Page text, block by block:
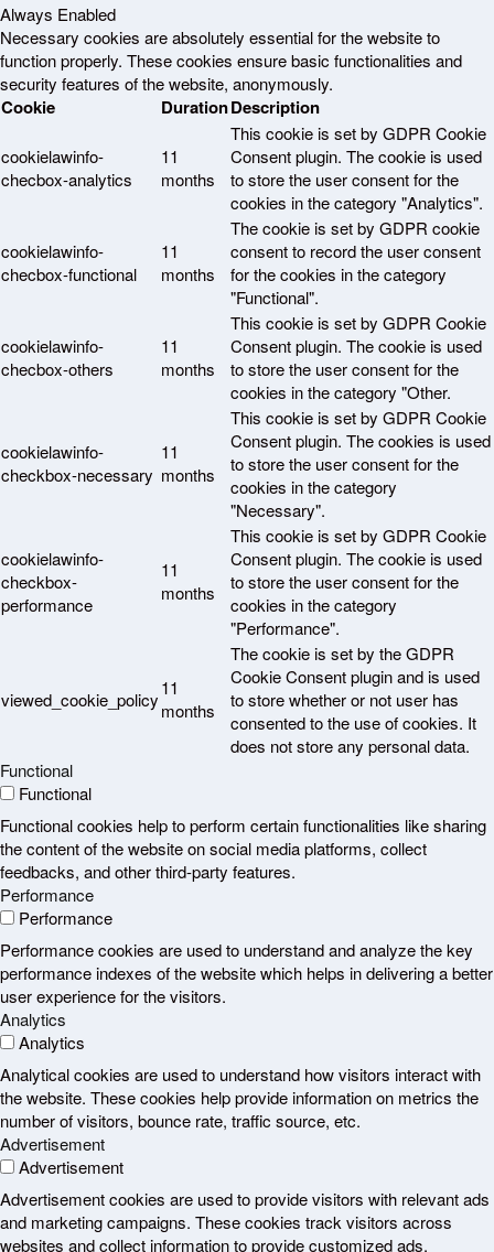
Always Enabled
Necessary cookies are absolutely essential for the website to
function properly. These cookies ensure basic functionalities and
security features of the website, anonymously.
Cookie DurationDescription
cookielawinfo-
checbox-analytics
11
months
This cookie is set by GDPR Cookie
Consent plugin. The cookie is used
to store the user consent for the
cookies in the category "Analytics".
cookielawinfo-
checbox-functional
11
months
The cookie is set by GDPR cookie
consent to record the user consent
for the cookies in the category
"Functional".
cookielawinfo-
checbox-others
11
months
This cookie is set by GDPR Cookie
Consent plugin. The cookie is used
to store the user consent for the
cookies in the category "Other.
cookielawinfo-
checkbox-necessary
11
months
This cookie is set by GDPR Cookie
Consent plugin. The cookies is used
to store the user consent for the
cookies in the category
"Necessary".
cookielawinfo-
checkbox-
performance
11
months
This cookie is set by GDPR Cookie
Consent plugin. The cookie is used
to store the user consent for the
cookies in the category
"Performance".
viewed_cookie_policy
11
months
The cookie is set by the GDPR
Cookie Consent plugin and is used
to store whether or not user has
consented to the use of cookies. It
does not store any personal data.
Functional
Functional
Functional cookies help to perform certain functionalities like sharing
the content of the website on social media platforms, collect
feedbacks, and other third-party features.
Performance
Performance
Performance cookies are used to understand and analyze the key
performance indexes of the website which helps in delivering a better
user experience for the visitors.
Analytics
Analytics
Analytical cookies are used to understand how visitors interact with
the website. These cookies help provide information on metrics the
number of visitors, bounce rate, traffic source, etc.
Advertisement
Advertisement
Advertisement cookies are used to provide visitors with relevant ads
and marketing campaigns. These cookies track visitors across
websites and collect information to provide customized ads.